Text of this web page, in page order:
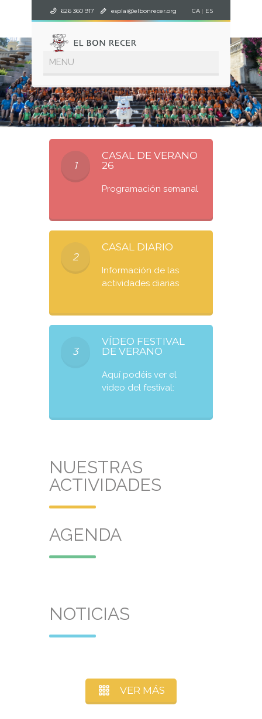
626 360 917 esplai@elbonrecer.org CA | ES
1
CASAL DE VERANO
26
Programación semanal
2
CASAL DIARIO
Información de las
actividades diarias
3
VÍDEO FESTIVAL
DE VERANO
Aquí podéis ver el
vídeo del festival:
NUESTRAS
ACTIVIDADES
AGENDA
NOTICIAS
VER MÁS